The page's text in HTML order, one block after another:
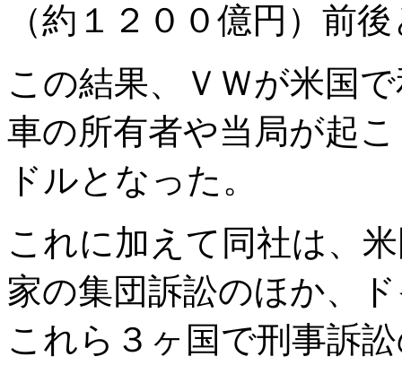
（約１２００億円）前
この結果、ＶＷが米国
車の所有者や当局が起
ドルとなった。
これに加えて同社は、
家の集団訴訟のほか、
これら３ヶ国で刑事訴